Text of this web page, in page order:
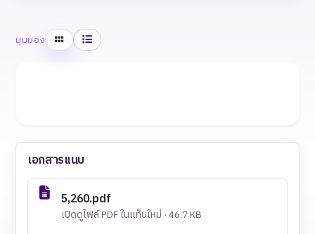
มุมมอง ตารางรายการ
เอกสารแนบ
5,260.pdf
เปิดดูไฟล์ PDF ในแท็บใหม่ · 46.7 KB